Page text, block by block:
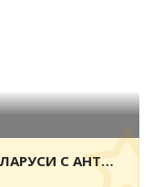
ЛОВЛЯ ТРОФЕЙНОЙ ЩУКИ В БЕЛАРУСИ С АНТОНОМ ФИШЕРМАНОМ